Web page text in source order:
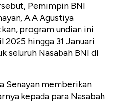
Pemimpin BNI
A.A Agustiya
program undian ini
2025 hingga 31 Januari
seluruh Nasabah BNI di
Senayan memberikan
kepada para Nasabah